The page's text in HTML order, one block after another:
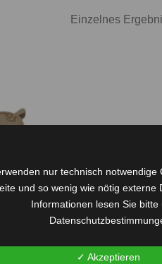
Einzelnes
nur technisch notwendige
und so wenig wie nötig externe
Informationen lesen Sie bitte
✓ Akzeptieren